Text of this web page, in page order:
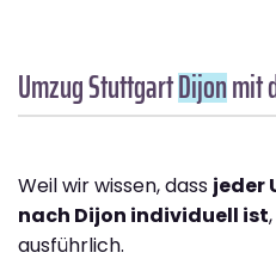
Umzug StuttgartDijonmit
Weil wir wissen, dass jeder
nach Dijon individuell ist
ausführlich.